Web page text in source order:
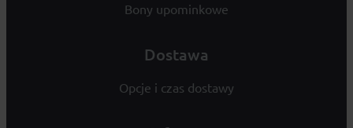
Bony upominkowe
Dostawa
Opcje i czas dostawy